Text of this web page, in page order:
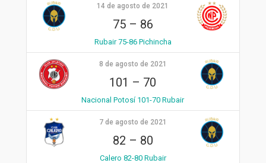
14 de agosto de 2021
75– 86
Rubair 75-86 Pichincha
8 de agosto de 2021
101 – 70
Nacional Potosí 101-70 Rubair
7 de agosto de 2021
82 – 80
Calero 82-80 Rubair